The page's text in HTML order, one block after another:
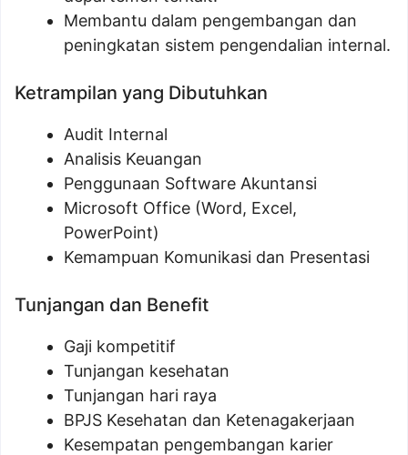
Membantu dalam pengembangan dan
peningkatan sistem pengendalian internal.
Ketrampilan yang Dibutuhkan
Audit Internal
Analisis Keuangan
Penggunaan Software Akuntansi
Microsoft Office (Word, Excel,
PowerPoint)
Kemampuan Komunikasi dan Presentasi
Tunjangan dan Benefit
Gaji kompetitif
Tunjangan kesehatan
Tunjangan hari raya
BPJS Kesehatan dan Ketenagakerjaan
Kesempatan pengembangan karier